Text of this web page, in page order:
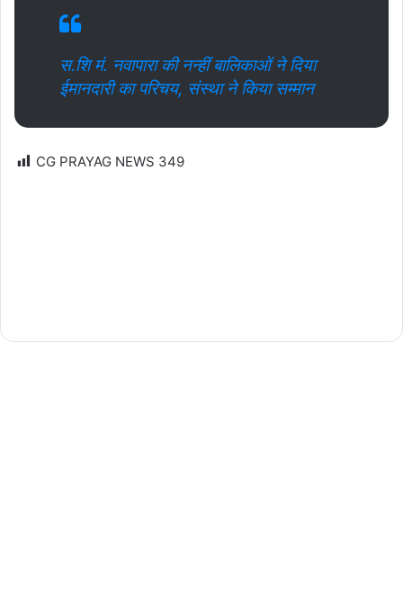
स.शि मं. नवापारा की नन्हीं बालिकाओं ने दिया
ईमानदारी का परिचय, संस्था ने किया सम्मान
CG PRAYAG NEWS 349